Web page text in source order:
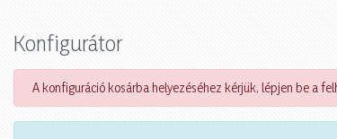
Konfigurátor
A konfiguráció kosárba helyezéséhez kérjük, lépjen be a